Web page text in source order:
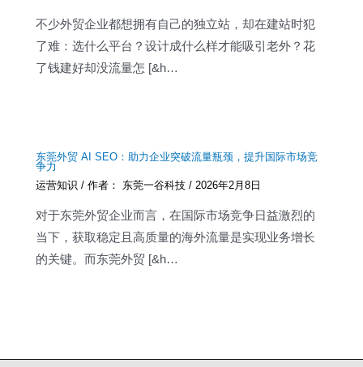
不少外贸企业都想拥有自己的独立站，却在建站时犯
了难：选什么平台？设计成什么样才能吸引老外？花
了钱建好却没流量怎 [&h…
东莞外贸 AI SEO：助力企业突破流量瓶颈，提升国际市场竞
争力
运营知识 / 作者： 东莞一谷科技/ 2026年2月8日
对于东莞外贸企业而言，在国际市场竞争日益激烈的
当下，获取稳定且高质量的海外流量是实现业务增长
的关键。而东莞外贸 [&h…